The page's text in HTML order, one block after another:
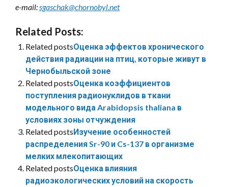
e-mail:sgaschak@chornobyl.net
Related Posts:
Related postsОценка эффектов хронического
действия радиации на птиц, которые живут в
Чернобыльской зоне
Related postsОценка коэффициентов
поступления радионуклидов в ткани
модельного вида Arabidopsis thaliana в
условиях зоны отчуждения
Related postsИзучение особенностей
распределения Sr-90 и Cs-137 в организме
мелких млекопитающих
Related postsОценка влияния
радиоэкологических условий на скорость